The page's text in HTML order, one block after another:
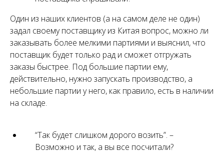
Один из наших клиентов (а на самом деле не один)
задал своему поставщику из Китая вопрос, можно ли
заказывать более мелкими партиями и выяснил, что
поставщик будет только рад и сможет отгружать
заказы быстрее. Под большие партии ему,
действительно, нужно запускать производство, а
небольшие партии у него, как правило, есть в наличии
на складе.
“Так будет слишком дорого возить”. –
Возможно и так, а вы все посчитали?
Заходите к нам в соцсетях